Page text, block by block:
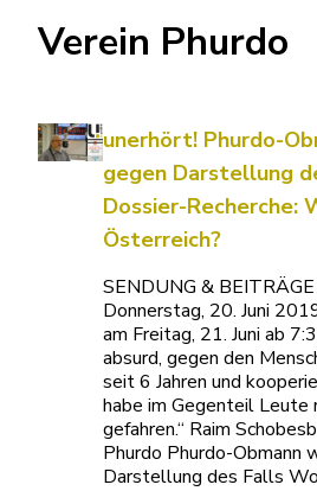
Verein Phurdo
unerhört! Phurdo-
gegen Darstellung
Dossier-Recherche:
Österreich?
SENDUNG &
Donnerstag, 20. Juni
am Freitag, 21. Juni ab
absurd, gegen den
seit 6 Jahren und
habe im Gegenteil Leute
gefahren.“ Raim
Phurdo Phurdo-Obmann
Darstellung des Falls